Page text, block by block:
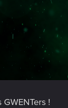
GWENTers !